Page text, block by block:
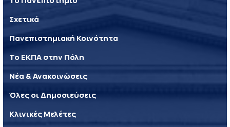
Σχετικά
Πανεπιστημιακή Κοινότητα
Το ΕΚΠΑ στην Πόλη
Νέα & Ανακοινώσεις
Όλες οι Δημοσιεύσεις
Κλινικές Μελέτες